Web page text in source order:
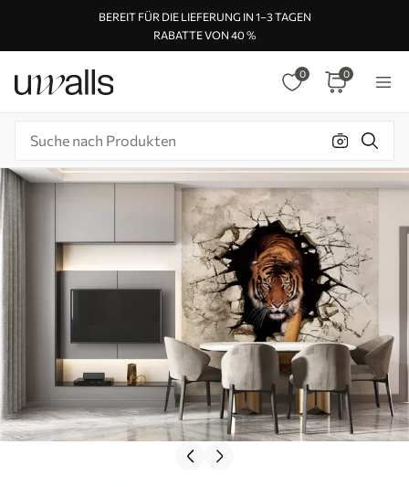
BEREIT FÜR DIE LIEFERUNG IN 1–3 TAGEN
RABATTE VON 40 %
0 0